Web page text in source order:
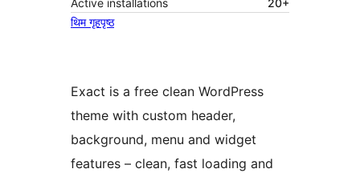
Active installations
20+
थिम गृहपृष्ठ
Exact is a free clean WordPress
theme with custom header,
background, menu and widget
features – clean, fast loading and